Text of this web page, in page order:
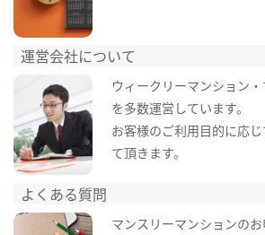
運営会社について
ウィークリーマンション
を多数運営しています。
お客様のご利用目的に応
て頂きます。
よくある質問
マンスリーマンションの